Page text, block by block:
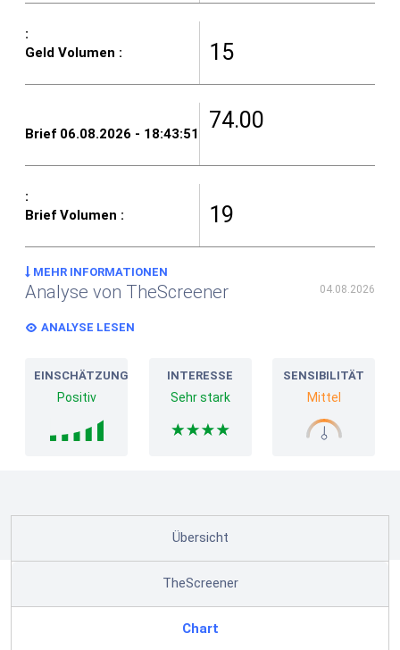
15
74.00
19
MEHR INFORMATIONEN
Analyse von TheScreener 04.08.2026
ANALYSE LESEN
EINSCHÄTZUNG
Positiv
INTERESSE
Sehr stark
SENSIBILITÄT
Mittel
Übersicht
TheScreener
Chart